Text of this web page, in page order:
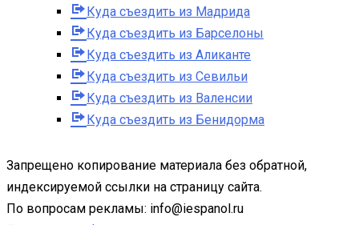
Куда съездить из Мадрида
Куда съездить из Барселоны
Куда съездить из Аликанте
Куда съездить из Севильи
Куда съездить из Валенсии
Куда съездить из Бенидорма
Запрещено копирование материала без обратной,
индексируемой ссылки на страницу сайта.
По вопросам рекламы: info@iespanol.ru